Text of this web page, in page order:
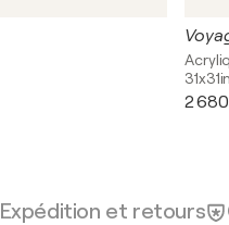
31x31in
2
Expédition et retours